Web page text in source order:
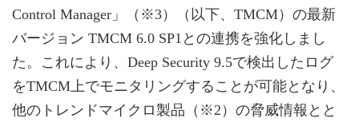
Control Manager」（※3）（以下、TMCM）の最新
バージョン TMCM 6.0 SP1との連携を強化しまし
た。これにより、Deep Security 9.5で検出したログ
をTMCM上でモニタリングすることが可能となり、
他のトレンドマイクロ製品（※2）の脅威情報とと